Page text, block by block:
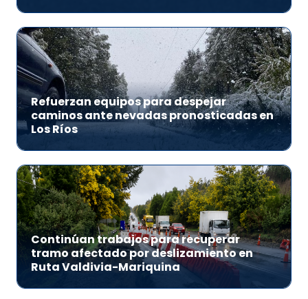
Refuerzan equipos para despejar
caminos ante nevadas pronosticadas en
Los Ríos
Continúan trabajos para recuperar
tramo afectado por deslizamiento en
Ruta Valdivia-Mariquina